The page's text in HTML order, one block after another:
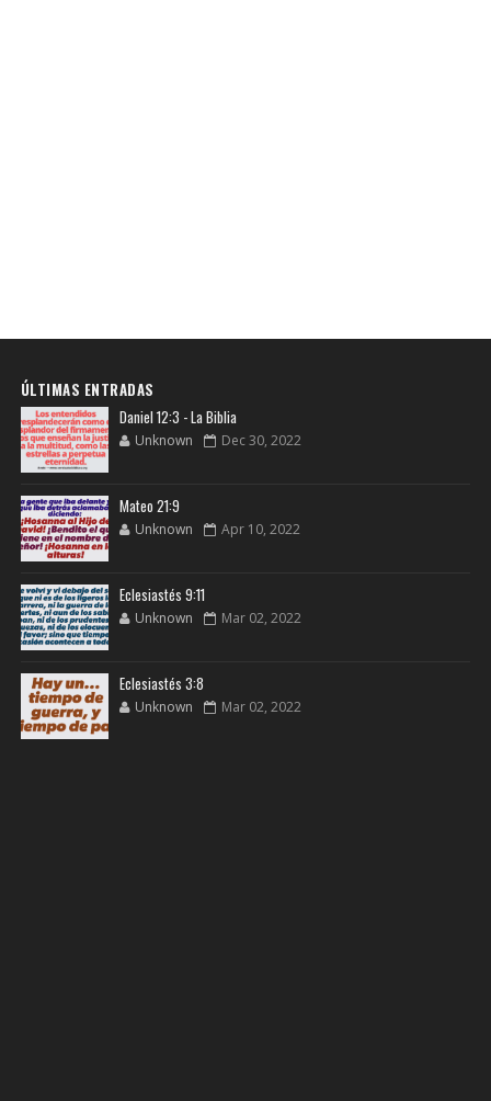
ÚLTIMAS ENTRADAS
Daniel 12:3 - La Biblia
Unknown Dec 30, 2022
Mateo 21:9
Unknown Apr 10, 2022
Eclesiastés 9:11
Unknown Mar 02, 2022
Eclesiastés 3:8
Unknown Mar 02, 2022